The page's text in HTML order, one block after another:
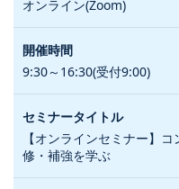
オンライン(Zoom)
9:30～16:30(受付9:00)
【オンラインセミナー】
修・補強を学ぶ